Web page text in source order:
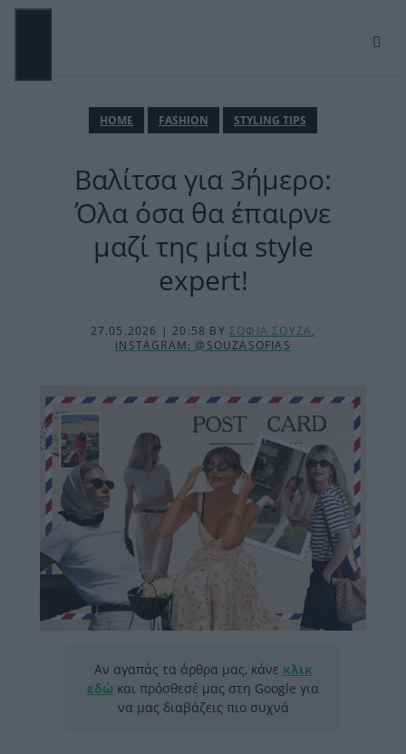
Μετάβαση
ΗΟΜΕ FASHION STYLING TIPS
Βαλίτσα για 3ήμερο:
Όλα όσα θα έπαιρνε
μαζί της μία style
expert!
27.05.2026 | 20:58 BY ΣΟΦΙΑ ΣΟΥΖΑ,
INSTAGRAM: @SOUZASOFIAS
Αν αγαπάς τα άρθρα μας, κάνε κλικ
εδώ και πρόσθεσέ μας στη Google για
να μας διαβάζεις πιο συχνά